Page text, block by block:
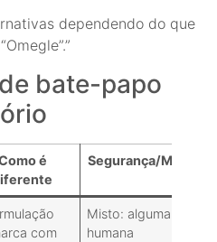
dependendo do que
bate-papo
é
Segurança/
com
Misto: alguma
humana